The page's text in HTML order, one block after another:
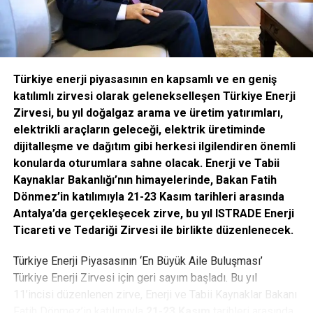
isteyenler, 30 Kasım tarihine kadar web sitesi üzerinden
ücretsiz fuar davetiyesi oluşturabilecek. Fuar, 4 Aralık
Cumartesi günü 18.00’e kadar ziyaret edilebilecek.
tanışacak
Tüyap’ın geliştirdiği dijital çözümlerle katılımcı firmalar ve
ziyaretçiler online iş ağı platformu Business Connect
Programı üzerinden dijital ortamda bir araya gelecek. Bu
program sayesinde fuardan önce, fuar sırasında ve fuardan
sonra online çözümler ile katılımcılar ve ziyaretçiler
kesintisiz buluşacak. Business Connect Programı
sayesinde fuar başlamadan önce katılımcı ve ziyaretçiler
birbirlerinin online profillerini görüntüleyebilecek, dijital
gönderebilecek, ilgilendikleri ürünleri ve hizmetleri kolayca
filtreleyip doğru ürüne ve kişiye ulaşabilecekler. Fuar
Türkiye enerji piyasasının en kapsamlı ve en geniş
katılımlı zirvesi olarak gelenekselleşen Türkiye Enerji
Zirvesi, bu yıl doğalgaz arama ve üretim yatırımları,
elektrikli araçların geleceği, elektrik üretiminde
dijitalleşme ve dağıtım gibi herkesi ilgilendiren önemli
konularda oturumlara sahne olacak. Enerji ve Tabii
Kaynaklar Bakanlığı’nın himayelerinde, Bakan Fatih
Dönmez’in katılımıyla 21-23 Kasım tarihleri arasında
Antalya’da gerçekleşecek zirve, bu yıl ISTRADE Enerji
Ticareti ve Tedariği Zirvesi ile birlikte düzenlenecek.
Türkiye Enerji Piyasasının ‘En Büyük Aile Buluşması’
Türkiye Enerji Zirvesi için geri sayım başladı. Bu yıl
11’incisi düzenlenen zirve, Enerji ve Tabii Kaynaklar Bakanı